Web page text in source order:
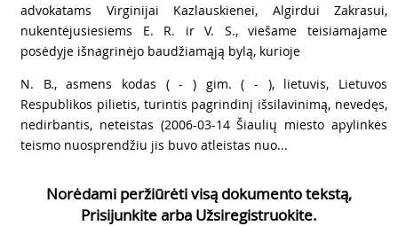
advokatams Virginijai Kazlauskienei, Algirdui Zakrasui,
nukentėjusiesiems E. R. ir V. S., viešame teisiamajame
posėdyje išnagrinėjo baudžiamąją bylą, kurioje
N. B., asmens kodas ( - ) gim. ( - ), lietuvis, Lietuvos
Respublikos pilietis, turintis pagrindinį išsilavinimą, nevedęs,
nedirbantis, neteistas (2006-03-14 Šiaulių miesto apylinkės
teismo nuosprendžiu jis buvo atleistas nuo...
Norėdami peržiūrėti visą dokumento tekstą,
Prisijunkite arba Užsiregistruokite.